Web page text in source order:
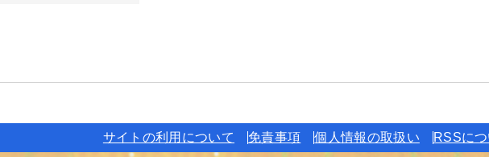
サイトの利用について 免責事項 個人情報の取扱い RSSに